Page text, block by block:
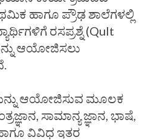
ಹಾಗೂ ಪ್ರೌಢ ಶಾಲೆಗಳಲ್ಲಿ
ರಸಪ್ರಶ್ನೆ (Qult
ಆಯೋಜಿಸಲು
ಆಯೋಜಿಸುವ ಮೂಲಕ
ಸಾಮಾನ್ಯ ಜ್ಞಾನ, ಭಾಷೆ,
ವಿವಿಧ ಇತರ